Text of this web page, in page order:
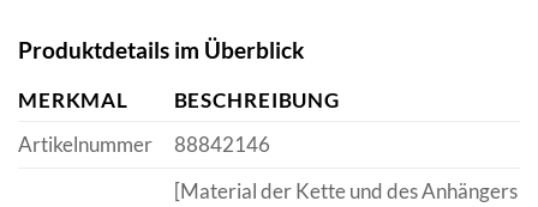
Produktdetails im Überblick
MERKMAL
BESCHREIBUNG
Artikelnummer
88842146
[Material der Kette und des Anhängers